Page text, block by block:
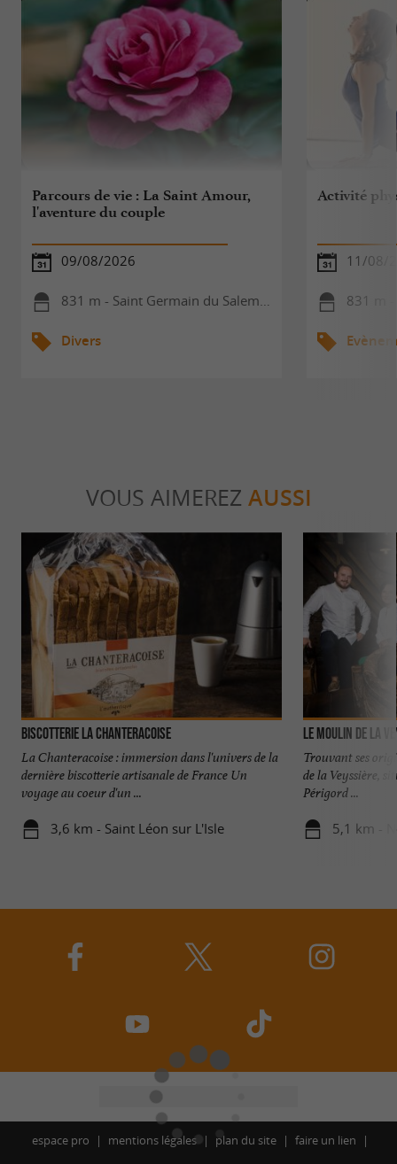
Parcours de vie : La Saint Amour,
l'aventure du couple
09/08/2026
831 m - Saint Germain du Salembre
Divers
Activité
11/08/
831 m -
VOUS AIMEREZ AUSSI
Biscotterie La Chanteracoise
La Chanteracoise : immersion dans l'univers de la
dernière biscotterie artisanale de France Un
voyage au coeur d'un ...
3,6 km - Saint Léon sur L'Isle
Le Moulin de la
Trouvant ses
de la Veyssière,
Périgord ...
5,1 km -
espace pro mentions légales plan du site
faire un lien